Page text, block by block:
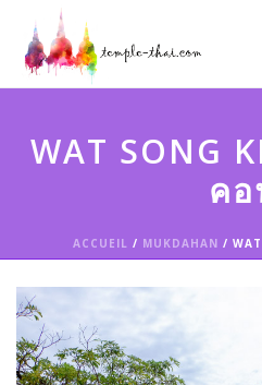
WAT SONG
ค
ACCUEIL / MUKDAHAN /